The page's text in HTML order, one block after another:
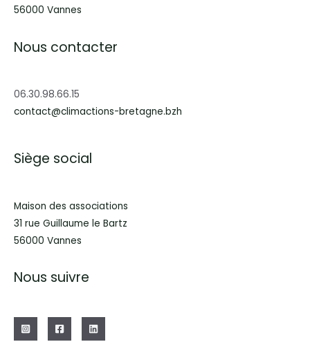
56000 Vannes
Nous contacter
06.30.98.66.15
contact@climactions-bretagne.bzh
Siège social
Maison des associations
31 rue Guillaume le Bartz
56000 Vannes
Nous suivre